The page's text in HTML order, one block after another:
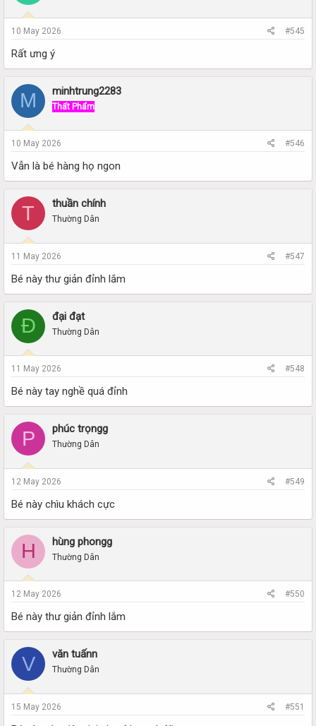
10 May 2026 #545
Rất ưng ý
M minhtrung2283
Thất Phẩm
10 May 2026 #546
Vẫn là bé hàng họ ngon
T thuần chính
Thường Dân
11 May 2026 #547
Bé này thư giản đỉnh lắm
Đ đại đạt
Thường Dân
11 May 2026 #548
Bé này tay nghề quá đỉnh
P phúc trọngg
Thường Dân
12 May 2026 #549
Bé này chìu khách cực
H hùng phongg
Thường Dân
12 May 2026 #550
Bé này thư giản đỉnh lắm
V văn tuấnn
Thường Dân
15 May 2026 #551